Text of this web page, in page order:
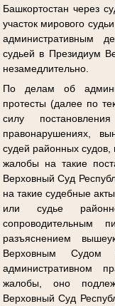
Башкортостан через
участок мирового
административным
судьей в Президиум
незамедлительно.
По делам об
протесты (далее по
силу
правонарушениях,
судей районных судов,
жалобы на такие
Верховный Суд
на такие судебные
или судье
сопроводительным
разъяснением
Верховным Судом
административном
жалобы, оно
Верховный Суд